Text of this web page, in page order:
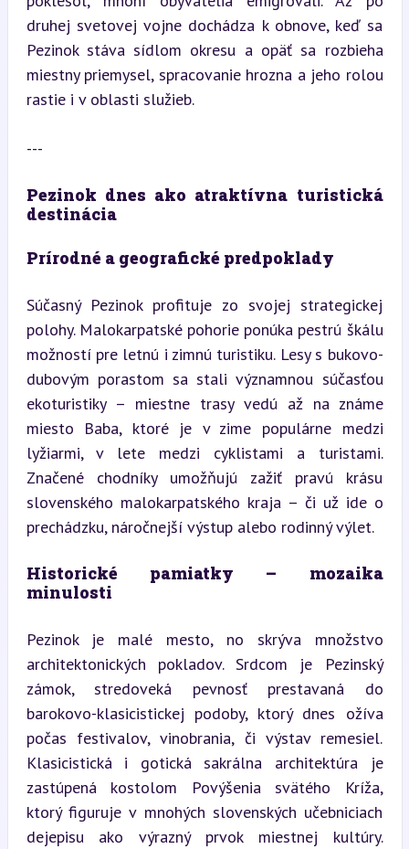
druhej svetovej vojne dochádza k obnove, keď sa
Pezinok stáva sídlom okresu a opäť sa rozbieha
miestny priemysel, spracovanie hrozna a jeho rolou
rastie i v oblasti služieb.
---
Pezinok dnes ako atraktívna turistická
destinácia
Prírodné a geografické predpoklady
Súčasný Pezinok profituje zo svojej strategickej
polohy. Malokarpatské pohorie ponúka pestrú škálu
možností pre letnú i zimnú turistiku. Lesy s bukovo-
dubovým porastom sa stali významnou súčasťou
ekoturistiky – miestne trasy vedú až na známe
miesto Baba, ktoré je v zime populárne medzi
lyžiarmi, v lete medzi cyklistami a turistami.
Značené chodníky umožňujú zažiť pravú krásu
slovenského malokarpatského kraja – či už ide o
prechádzku, náročnejší výstup alebo rodinný výlet.
Historické pamiatky – mozaika
minulosti
Pezinok je malé mesto, no skrýva množstvo
architektonických pokladov. Srdcom je Pezinský
zámok, stredoveká pevnosť prestavaná do
barokovo-klasicistickej podoby, ktorý dnes ožíva
počas festivalov, vinobrania, či výstav remesiel.
Klasicistická i gotická sakrálna architektúra je
zastúpená kostolom Povýšenia svätého Kríža,
ktorý figuruje v mnohých slovenských učebniciach
dejepisu ako výrazný prvok miestnej kultúry.